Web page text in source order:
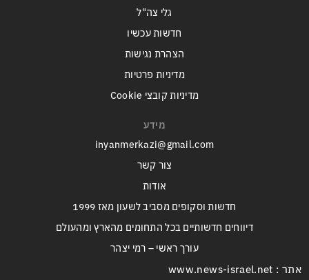
גלי צה"ל
חדשות עכשיו
הצהרת נגישות
מדיניות פרטיות
מדיניות קובצי Cookie
מידע
inyanmerkazi@gmail.com
צור קשר
אודות
חדשות וסקופים מסביב לשעון מאז 1999
דיווחים חדשותיים בכל התחומים מהארץ ומהעולם
עורך ראשי – רמי יצהר
אתר : www.news-israel.net